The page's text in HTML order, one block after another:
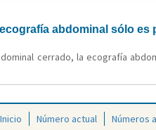
abdominal sólo
cerrado, la ecografía
Inicio Número actual Números